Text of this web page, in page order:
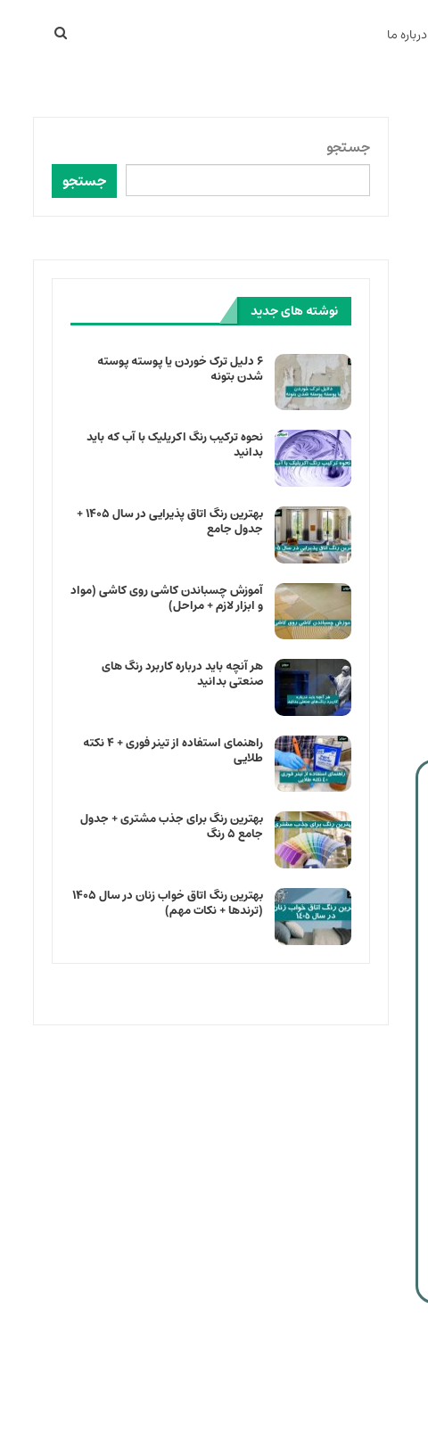
درباره ما
جستجو
جستجو
نوشته های جدید
۶ دلیل ترک خوردن یا پوسته پوسته
شدن بتونه
نحوه ترکیب رنگ اکریلیک با آب که باید
بدانید
بهترین رنگ اتاق پذیرایی در سال ۱۴۰۵ +
جدول جامع
آموزش چسباندن کاشی روی کاشی (مواد
و ابزار لازم + مراحل)
هر آنچه باید درباره کاربرد رنگ ‌های
صنعتی بدانید
راهنمای استفاده از تینر فوری + ۴ نکته
طلایی
بهترین رنگ برای جذب مشتری + جدول
جامع ۵ رنگ
بهترین رنگ اتاق خواب زنان در سال ۱۴۰۵
(ترندها + نکات مهم)